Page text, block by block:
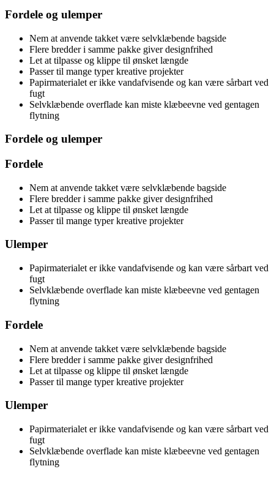
Fordele og ulemper
Nem at anvende takket være selvklæbende bagside
Flere bredder i samme pakke giver designfrihed
Let at tilpasse og klippe til ønsket længde
Passer til mange typer kreative projekter
Papirmaterialet er ikke vandafvisende og kan være sårbart ved
fugt
Selvklæbende overflade kan miste klæbeevne ved gentagen
flytning
Fordele og ulemper
Fordele
Nem at anvende takket være selvklæbende bagside
Flere bredder i samme pakke giver designfrihed
Let at tilpasse og klippe til ønsket længde
Passer til mange typer kreative projekter
Ulemper
Papirmaterialet er ikke vandafvisende og kan være sårbart ved
fugt
Selvklæbende overflade kan miste klæbeevne ved gentagen
flytning
Fordele
Nem at anvende takket være selvklæbende bagside
Flere bredder i samme pakke giver designfrihed
Let at tilpasse og klippe til ønsket længde
Passer til mange typer kreative projekter
Ulemper
Papirmaterialet er ikke vandafvisende og kan være sårbart ved
fugt
Selvklæbende overflade kan miste klæbeevne ved gentagen
flytning